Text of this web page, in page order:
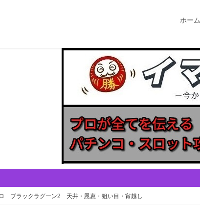
ホーム
ブラックラグーン2 天井・恩恵・狙い目・宵越し